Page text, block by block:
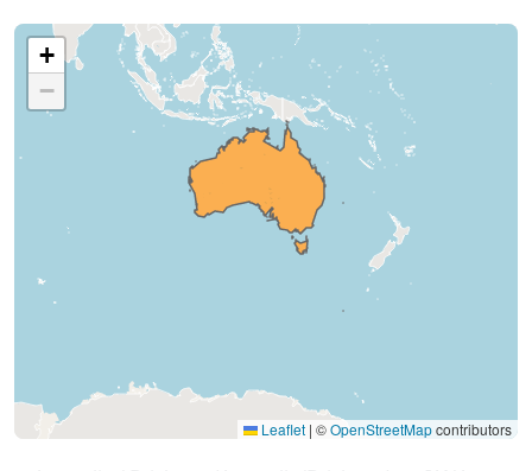
+
−
Leaflet | ©OpenStreetMapcontributors